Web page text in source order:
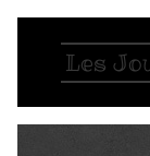
Les